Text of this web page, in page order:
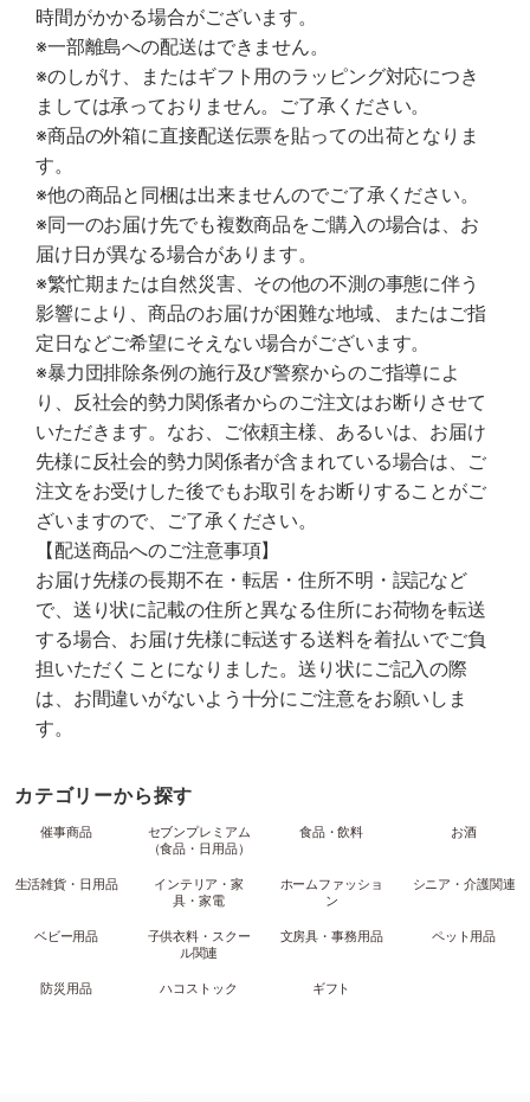
時間がかかる場合がございます。
※一部離島への配送はできません。
※のしがけ、またはギフト用のラッピング対応につき
ましては承っておりません。ご了承ください。
※商品の外箱に直接配送伝票を貼っての出荷となりま
す。
※他の商品と同梱は出来ませんのでご了承ください。
※同一のお届け先でも複数商品をご購入の場合は、お
届け日が異なる場合があります。
※繁忙期または自然災害、その他の不測の事態に伴う
影響により、商品のお届けが困難な地域、またはご指
定日などご希望にそえない場合がございます。
※暴力団排除条例の施行及び警察からのご指導によ
り、反社会的勢力関係者からのご注文はお断りさせて
いただきます。なお、ご依頼主様、あるいは、お届け
先様に反社会的勢力関係者が含まれている場合は、ご
注文をお受けした後でもお取引をお断りすることがご
ざいますので、ご了承ください。
【配送商品へのご注意事項】
お届け先様の長期不在・転居・住所不明・誤記など
で、送り状に記載の住所と異なる住所にお荷物を転送
する場合、お届け先様に転送する送料を着払いでご負
担いただくことになりました。送り状にご記入の際
は、お間違いがないよう十分にご注意をお願いしま
す。
カテゴリーから探す
催事商品
セブンプレミアム
（食品・日用品）
食品・飲料 お酒
生活雑貨・日用品
インテリア・家
具・家電
ホームファッショ
ン
シニア・介護関連
ベビー用品
子供衣料・スクー
ル関連
文房具・事務用品 ペット用品
防災用品 ハコストック ギフト